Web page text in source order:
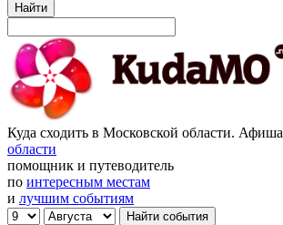
Найти
Куда сходить в Московской области. Афиша
области
помощник и путеводитель
по интересным местам
и лучшим событиям